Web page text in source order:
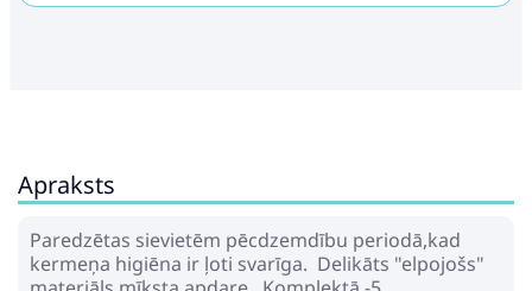
Apraksts
Paredzētas sievietēm pēcdzemdību periodā,kad
kermeņa higiēna ir ļoti svarīga. Delikāts "elpojošs"